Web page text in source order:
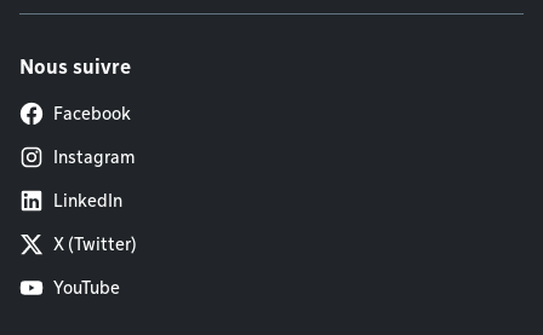
Nous suivre
Facebook
Instagram
LinkedIn
X (Twitter)
YouTube